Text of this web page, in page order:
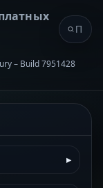
– Build 7951428
▸